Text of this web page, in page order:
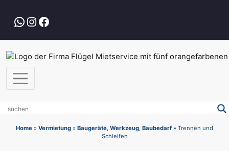
springenWhatsApp
Instagram
Facebook
Home » Vermietung » Baugeräte, Werkzeug, Baubedarf » Trennen und
Schleifen